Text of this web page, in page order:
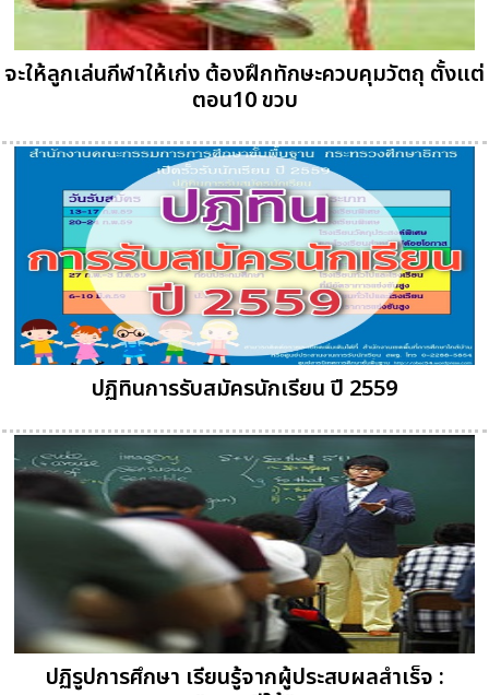
จะให้ลูกเล่นกีฬาให้เก่ง ต้องฝึกทักษะควบคุมวัตถุ ตั้งแต่
ตอน10 ขวบ
ปฏิทินการรับสมัครนักเรียน ปี 2559
ปฏิรูปการศึกษา เรียนรู้จากผู้ประสบผลสำเร็จ :